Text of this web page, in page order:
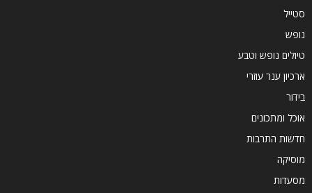
סטייל
נופש
טיולים נופש וטבע
ארכיון ענר עוזרי
בידור
אוכל ומתכונים
חדשות התרבות
מוסיקה
מסעדות